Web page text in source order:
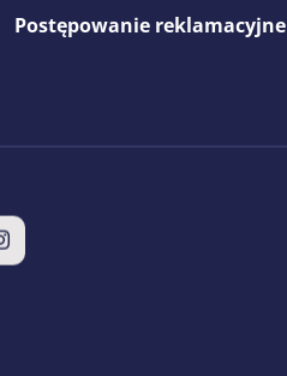
Postępowanie reklamacyjne